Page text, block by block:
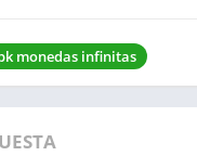
monedas infinitas